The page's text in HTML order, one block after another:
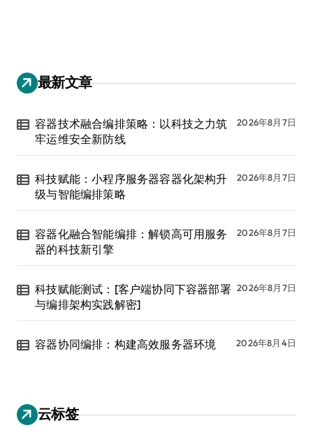
最新文章
容器技术融合编排策略：以科技之力筑
牢运维安全新防线
2026年8月7日
科技赋能：小程序服务器容器化架构升
级与智能编排策略
2026年8月7日
容器化融合智能编排：解锁高可用服务
器的科技新引擎
2026年8月7日
科技赋能测试：[客户端协同下容器部署
与编排架构实践解密]
2026年8月7日
容器协同编排：构建高效服务器环境 2026年8月4日
云标签